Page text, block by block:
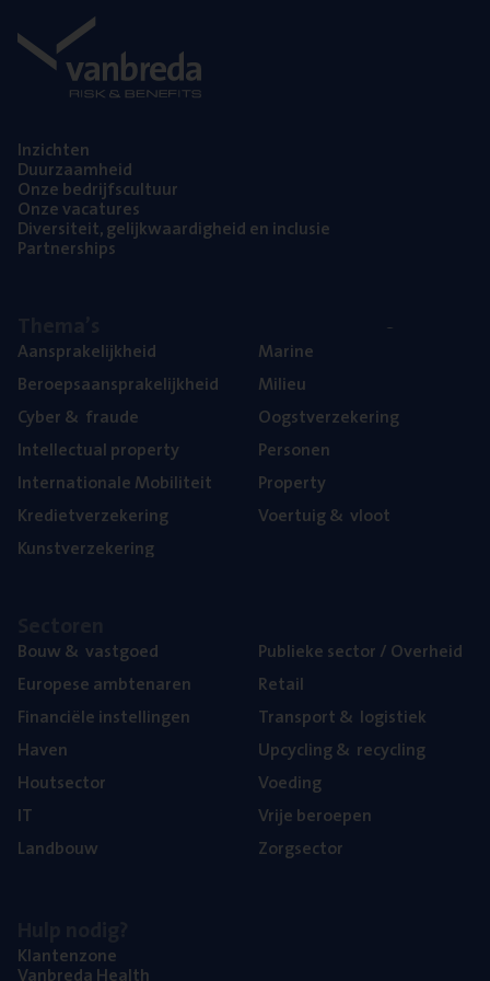
Inzich­ten
Duur­zaam­heid
Onze bedrijfs­cul­tuur
Onze vaca­tu­res
Diver­si­teit, gelijk­waar­dig­heid en inclusie
Part­ner­ships
Aan­spra­ke­lijk­heid
Beroeps­aan­spra­ke­lijk­heid
Cyber& fraude
Intel­lec­tu­al property
Inter­na­ti­o­na­le Mobiliteit
Kre­diet­ver­ze­ke­ring
Kunst­ver­ze­ke­ring
Mari­ne
Mili­eu
Oogst­ver­ze­ke­ring
Per­so­nen
Pro­per­ty
Voer­tuig& vloot
Bouw& vastgoed
Euro­pe­se ambtenaren
Finan­ci­ë­le instellingen
Haven
Hout­sec­tor
IT
Land­bouw
Publie­ke sec­tor / Overheid
Retail
Trans­port& logistiek
Upcy­cling& recycling
Voe­ding
Vrije beroe­pen
Zorg­sec­tor
Klan­ten­zo­ne
Van­b­re­da Health